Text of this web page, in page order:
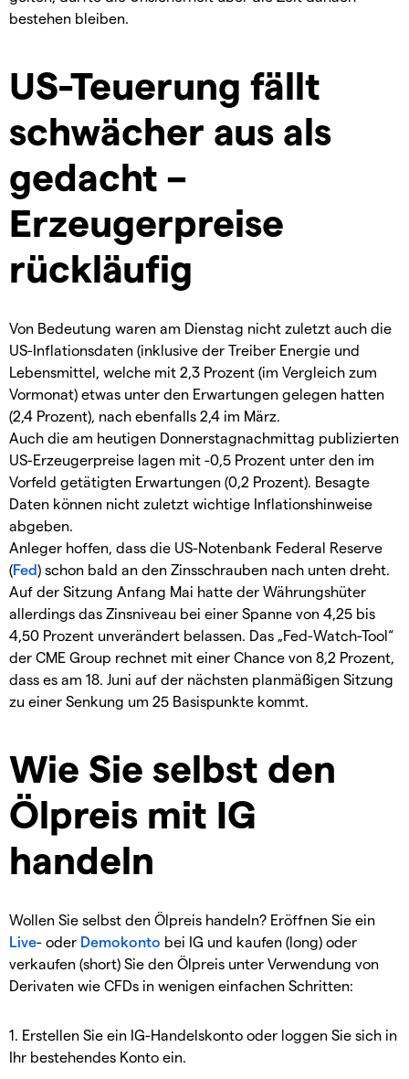
bestehen bleiben.
US-Teuerung fällt
schwächer aus als
gedacht –
Erzeugerpreise
rückläufig
Von Bedeutung waren am Dienstag nicht zuletzt auch die
US-Inflationsdaten (inklusive der Treiber Energie und
Lebensmittel, welche mit 2,3 Prozent (im Vergleich zum
Vormonat) etwas unter den Erwartungen gelegen hatten
(2,4 Prozent), nach ebenfalls 2,4 im März.
Auch die am heutigen Donnerstagnachmittag publizierten
US-Erzeugerpreise lagen mit -0,5 Prozent unter den im
Vorfeld getätigten Erwartungen (0,2 Prozent). Besagte
Daten können nicht zuletzt wichtige Inflationshinweise
abgeben.
Anleger hoffen, dass die US-Notenbank Federal Reserve
(Fed) schon bald an den Zinsschrauben nach unten dreht.
Auf der Sitzung Anfang Mai hatte der Währungshüter
allerdings das Zinsniveau bei einer Spanne von 4,25 bis
4,50 Prozent unverändert belassen. Das „Fed-Watch-Tool“
der CME Group rechnet mit einer Chance von 8,2 Prozent,
dass es am 18. Juni auf der nächsten planmäßigen Sitzung
zu einer Senkung um 25 Basispunkte kommt.
Wie Sie selbst den
Ölpreis mit IG
handeln
Wollen Sie selbst den Ölpreis handeln? Eröffnen Sie ein
Live- oder Demokonto bei IG und kaufen (long) oder
verkaufen (short) Sie den Ölpreis unter Verwendung von
Derivaten wie CFDs in wenigen einfachen Schritten:
1. Erstellen Sie ein IG-Handelskonto oder loggen Sie sich in
Ihr bestehendes Konto ein.